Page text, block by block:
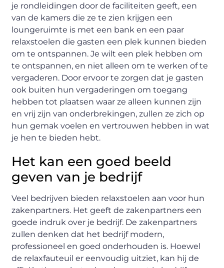
je rondleidingen door de faciliteiten geeft, een
van de kamers die ze te zien krijgen een
loungeruimte is met een bank en een paar
relaxstoelen die gasten een plek kunnen bieden
om te ontspannen. Je wilt een plek hebben om
te ontspannen, en niet alleen om te werken of te
vergaderen. Door ervoor te zorgen dat je gasten
ook buiten hun vergaderingen om toegang
hebben tot plaatsen waar ze alleen kunnen zijn
en vrij zijn van onderbrekingen, zullen ze zich op
hun gemak voelen en vertrouwen hebben in wat
je hen te bieden hebt.
Het kan een goed beeld
geven van je bedrijf
Veel bedrijven bieden relaxstoelen aan voor hun
zakenpartners. Het geeft de zakenpartners een
goede indruk over je bedrijf. De zakenpartners
zullen denken dat het bedrijf modern,
professioneel en goed onderhouden is. Hoewel
de relaxfauteuil er eenvoudig uitziet, kan hij de